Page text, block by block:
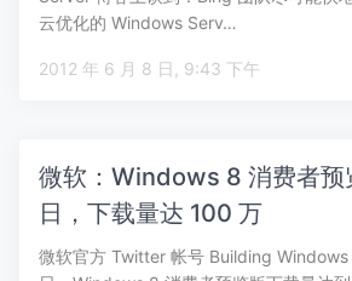
云优化的 Windows Serv…
2012 年 6 月 8 日, 9:43 下午
微软：Windows 8 消费者预
日，下载量达 100 万
微软官方 Twitter 帐号 Building